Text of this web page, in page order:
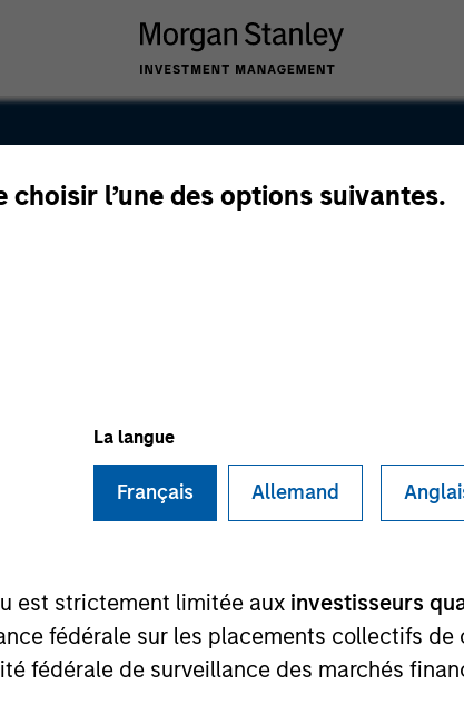
choisir l’une des options suivantes.
La langue
Français Allemand
est strictement limitée aux investisseurs
fédérale sur les placements collectifs de
fédérale de surveillance des marchés
And Management
Team